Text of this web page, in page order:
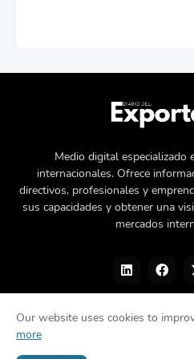
Medio digital especializado
internacionales. Ofrece
directivos, profesionales y
sus capacidades y obtener una
mercados
Our website uses cookies to
more